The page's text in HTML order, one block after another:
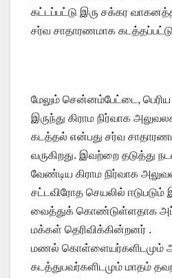
கட்டப்பட்டு இரு சக்கர
சர்வ சாதாரணமாக கடத்தப்பட்டு
மேலும் சென்னம்பேட்டை, பெரிய
இருந்து கிராம நிர்வாக
கடத்தல் என்பது சர்வ
வருகிறது. இவற்றை தடுத்து
வேண்டிய கிராம நிர்வாக
சட்டவிரோத செயலில் ஈடுபடும்
வைத்துக் கொண்டுள்ளதாக
மக்கள் தெரிவிக்கின்றனர் .
மணல் கொள்ளையர்களிடமும்
கடத்துபவர்களிடமும் மாதம்